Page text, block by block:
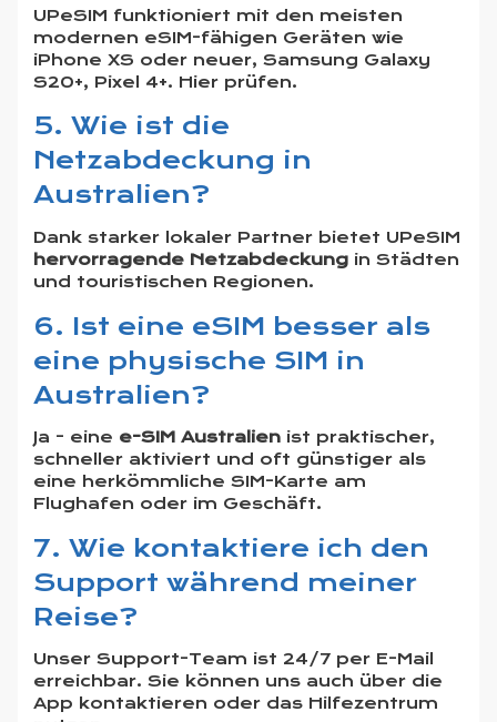
UPeSIM funktioniert mit den meisten
modernen eSIM-fähigen Geräten wie
iPhone XS oder neuer, Samsung Galaxy
S20+, Pixel 4+. Hier prüfen.
5. Wie ist die
Netzabdeckung in
Australien?
Dank starker lokaler Partner bietet UPeSIM
hervorragende Netzabdeckung in Städten
und touristischen Regionen.
6. Ist eine eSIM besser als
eine physische SIM in
Australien?
Ja - eine e-SIM Australien ist praktischer,
schneller aktiviert und oft günstiger als
eine herkömmliche SIM-Karte am
Flughafen oder im Geschäft.
7. Wie kontaktiere ich den
Support während meiner
Reise?
Unser Support-Team ist 24/7 per E-Mail
erreichbar. Sie können uns auch über die
App kontaktieren oder das Hilfezentrum